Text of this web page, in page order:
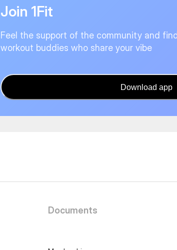
Join 1Fit
Feel the support of the community and find
workout buddies who share your vibe
Download app
Documents